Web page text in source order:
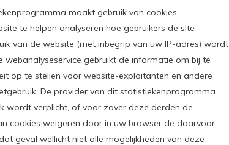
maakt gebruik van cookies
te helpen analyseren hoe gebruikers de site
van de website (met inbegrip van uw IP-adres) wordt
gebruikt de informatie om bij te
op te stellen voor website-exploitanten en andere
De provider van dit statistiekenprogramma
wordt verplicht, of voor zover deze derden de
cookies weigeren door in uw browser de daarvoor
geval wellicht niet alle mogelijkheden van deze